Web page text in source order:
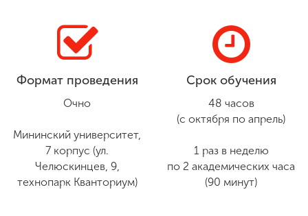
Формат проведения
Очно
Мининский университет,
7 корпус (ул.
Челюскинцев, 9,
технопарк Кванториум)
Срок обучения
48 часов
(с октября по апрель)
1 раз в неделю
по 2 академических часа
(90 минут)